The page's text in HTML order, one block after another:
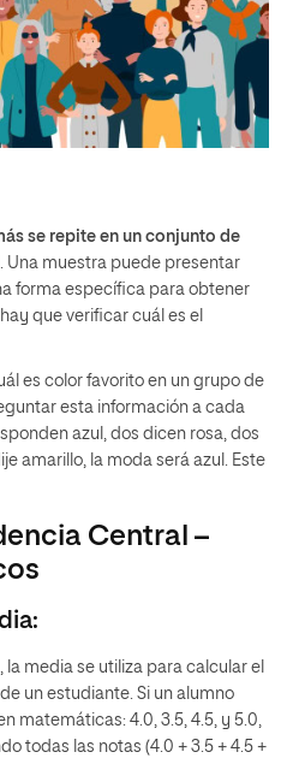
se repite en un conjunto de
Una muestra puede presentar
forma específica para obtener
que verificar cuál es el
es color favorito en un grupo de
esta información a cada
azul, dos dicen rosa, dos
amarillo, la moda será azul. Este
Central –
media se utiliza para calcular el
de un estudiante. Si un alumno
matemáticas: 4.0, 3.5, 4.5, y 5.0,
todas las notas (4.0 + 3.5 + 4.5 +